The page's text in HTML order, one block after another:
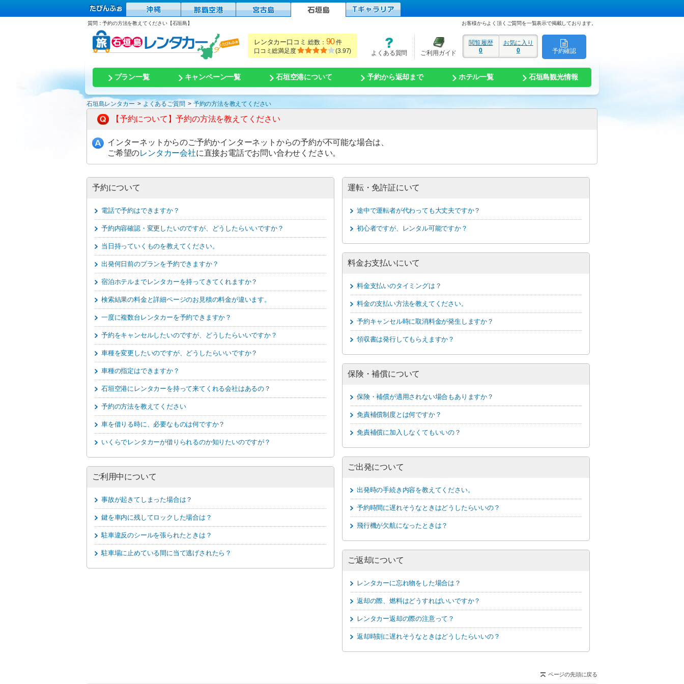
質問：予約の方法を教えてください【石垣島】 お客様からよく頂くご質問を一覧表示で掲載しております。
レンタカー口コミ 総数： 90件
口コミ総満足度
(3.97) 予約確認
閲覧履歴
0
お気に入り
0
よくある質問 ご利用ガイド
プラン一覧 キャンペーン一覧 石垣空港について 予約から返却まで ホテル一覧 石垣島観光情報
石垣島レンタカー よくあるご質問 予約の方法を教えてください
【予約について】予約の方法を教えてください
インターネットからのご予約かインターネットからの予約が不可能な場合は、
ご希望のレンタカー会社に直接お電話でお問い合わせください。
予約について
電話で予約はできますか？
予約内容確認・変更したいのですが、どうしたらいいですか？
当日持っていくものを教えてください。
出発何日前のプランを予約できますか？
宿泊ホテルまでレンタカーを持ってきてくれますか？
検索結果の料金と詳細ページのお見積の料金が違います。
一度に複数台レンタカーを予約できますか？
予約をキャンセルしたいのですが、どうしたらいいですか？
車種を変更したいのですが、どうしたらいいですか？
車種の指定はできますか？
石垣空港にレンタカーを持って来てくれる会社はあるの？
予約の方法を教えてください
車を借りる時に、必要なものは何ですか？
いくらでレンタカーが借りられるのか知りたいのですが？
運転・免許証にいて
途中で運転者が代わっても大丈夫ですか？
初心者ですが、レンタル可能ですか？
料金お支払いにいて
料金支払いのタイミングは？
料金の支払い方法を教えてください。
予約キャンセル時に取消料金が発生しますか？
領収書は発行してもらえますか？
保険・補償について
保険・補償が適用されない場合もありますか？
免責補償制度とは何ですか？
免責補償に加入しなくてもいいの？
ご出発について
出発時の手続き内容を教えてください。
予約時間に遅れそうなときはどうしたらいいの？
飛行機が欠航になったときは？
ご利用中について
事故が起きてしまった場合は？
鍵を車内に残してロックした場合は？
駐車違反のシールを張られたときは？
駐車場に止めている間に当て逃げされたら？
ご返却について
レンタカーに忘れ物をした場合は？
返却の際、燃料はどうすればいいですか？
レンタカー返却の際の注意って？
返却時刻に遅れそうなときはどうしたらいいの？
ページの先頭に戻る